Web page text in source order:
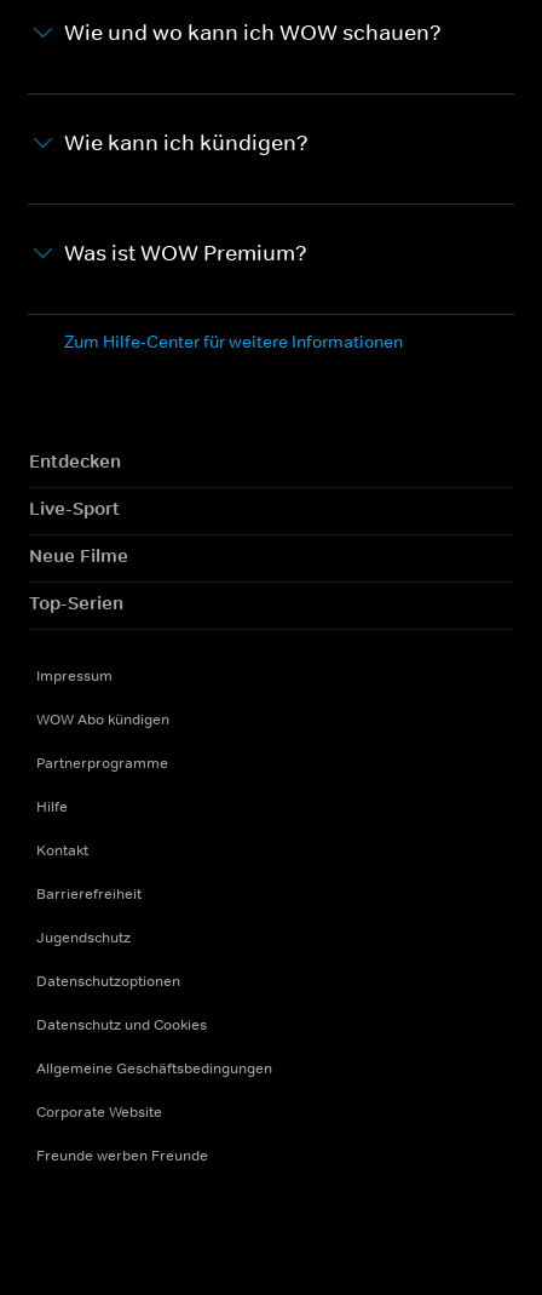
Wie und wo kann ich WOW schauen?
Wie kann ich kündigen?
Was ist WOW Premium?
Zum Hilfe-Center für weitere Informationen
Entdecken
Live-Sport
Neue Filme
Top-Serien
Impressum
WOW Abo kündigen
Partnerprogramme
Hilfe
Kontakt
Barrierefreiheit
Jugendschutz
Datenschutzoptionen
Datenschutz und Cookies
Allgemeine Geschäftsbedingungen
Corporate Website
Freunde werben Freunde